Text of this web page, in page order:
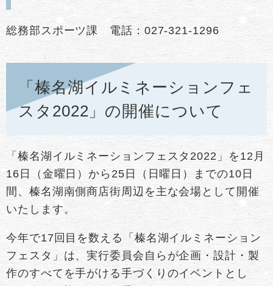
総務部スポーツ課 電話：027-321-1296
「榛名湖イルミネーションフェ
スタ2022」の開催について
「榛名湖イルミネーションフェスタ2022」を12月
16日（金曜日）から25日（日曜日）までの10日
間、榛名湖南側商店街周辺を主な会場として開催
いたします。
今年で17回目を数える「榛名湖イルミネーション
フェスタ」は、実行委員会自らが企画・設計・製
作のすべてを手がける手づくりのイベントとし